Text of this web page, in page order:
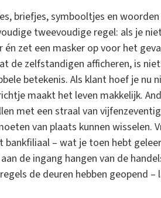
briefjes, symbooltjes en
tweevoudige regel: als je
zet een masker op voor het
de zelfstandigen afficheren, is
betekenis. Als klant hoef je nu
maakt het leven makkelijk.
met een straal van
van plaats kunnen wisselen.
bankfiliaal – wat je toen hebt
de ingang hangen van de
de deuren hebben geopend